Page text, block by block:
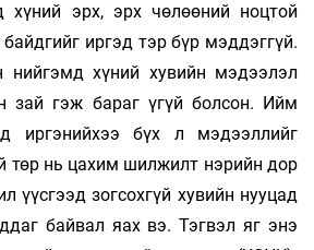
хүний эрх, эрх чөлөөний ноцтой
иргэд тэр бүр мэддэггүй.
нийгэмд хүний хувийн мэдээлэл
зай гэж бараг үгүй болсон. Ийм
иргэнийхээ бүх л мэдээллийг
төр нь цахим шилжилт нэрийн дор
үүсгээд зогсохгүй хувийн нууцад
байвал яах вэ. Тэгвэл яг энэ